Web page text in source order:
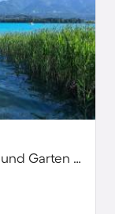
Ferienwohnung mit Grill, Terrasse und Garten | Seeblick